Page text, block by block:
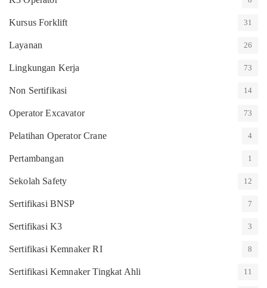
Kursus Forklift 31
Layanan 26
Lingkungan Kerja 73
Non Sertifikasi 14
Operator Excavator 73
Pelatihan Operator Crane 4
Pertambangan 1
Sekolah Safety 12
Sertifikasi BNSP 7
Sertifikasi K3 3
Sertifikasi Kemnaker RI 8
Sertifikasi Kemnaker Tingkat Ahli 11